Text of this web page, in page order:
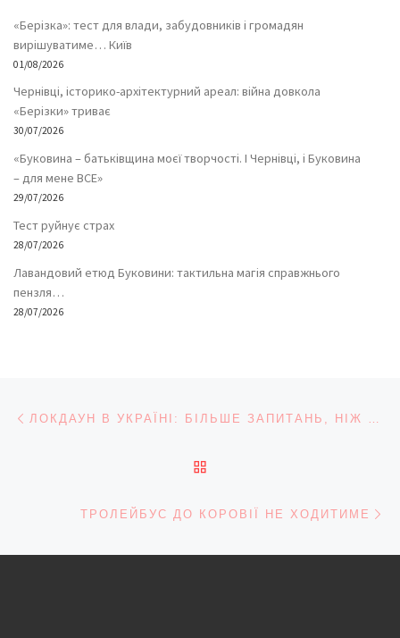
«Берізка»: тест для влади, забудовників і громадян
вирішуватиме… Київ
01/08/2026
Чернівці, історико-архітектурний ареал: війна довкола
«Берізки» триває
30/07/2026
«Буковина – батьківщина моєї творчості. І Чернівці, і Буковина
– для мене ВСЕ»
29/07/2026
Тест руйнує страх
28/07/2026
Лавандовий етюд Буковини: тактильна магія справжнього
пензля…
28/07/2026
Навігація записів
ТРОЛЕЙБУС ДО КОРОВІЇ НЕ ХОДИТИМЕ